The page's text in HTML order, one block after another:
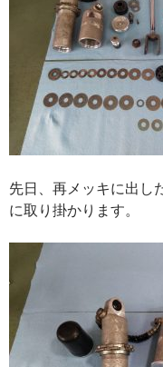
先日、再メッキに出し
に取り掛かります。